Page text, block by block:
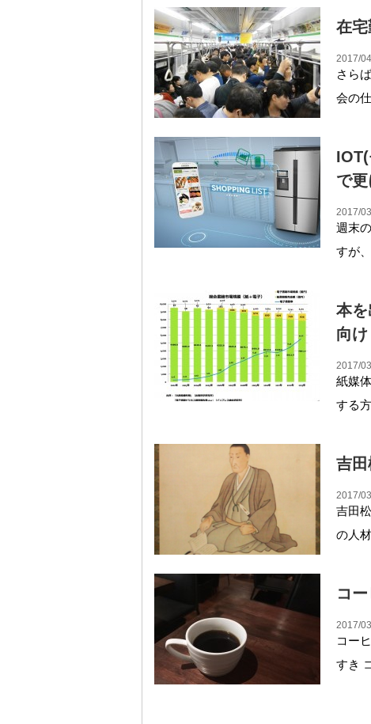
在宅
2017/
さら
会の
で
2017/
週末
すが
本
向け
2017/
紙媒
する
吉
2017/
吉田
の人
コ
2017/
コー
すき